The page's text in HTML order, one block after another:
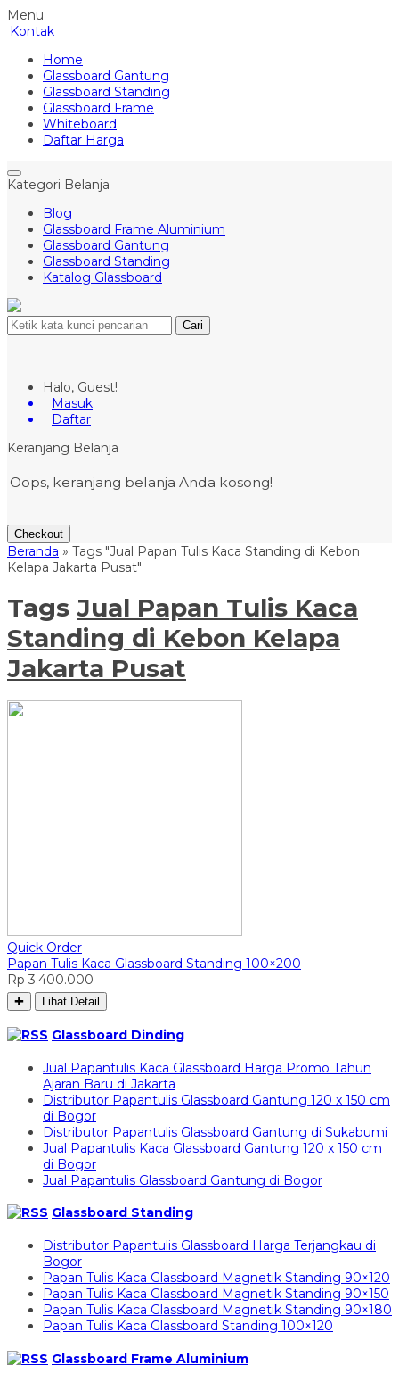
Menu
Kontak
Home
Glassboard Gantung
Glassboard Standing
Glassboard Frame
Whiteboard
Daftar Harga
Kategori Belanja
Blog
Glassboard Frame Aluminium
Glassboard Gantung
Glassboard Standing
Katalog Glassboard
Cari
Halo, Guest!
Masuk
Daftar
Keranjang Belanja
Oops, keranjang belanja Anda kosong!
Checkout
Beranda » Tags "Jual Papan Tulis Kaca Standing di Kebon
Kelapa Jakarta Pusat"
Tags Jual Papan Tulis Kaca
Standing di Kebon Kelapa
Jakarta Pusat
Quick Order
Papan Tulis Kaca Glassboard Standing 100×200
Rp 3.400.000
✚ Lihat Detail
Glassboard Dinding
Jual Papantulis Kaca Glassboard Harga Promo Tahun
Ajaran Baru di Jakarta
Distributor Papantulis Glassboard Gantung 120 x 150 cm
di Bogor
Distributor Papantulis Glassboard Gantung di Sukabumi
Jual Papantulis Kaca Glassboard Gantung 120 x 150 cm
di Bogor
Jual Papantulis Glassboard Gantung di Bogor
Glassboard Standing
Distributor Papantulis Glassboard Harga Terjangkau di
Bogor
Papan Tulis Kaca Glassboard Magnetik Standing 90×120
Papan Tulis Kaca Glassboard Magnetik Standing 90×150
Papan Tulis Kaca Glassboard Magnetik Standing 90×180
Papan Tulis Kaca Glassboard Standing 100×120
Glassboard Frame Aluminium